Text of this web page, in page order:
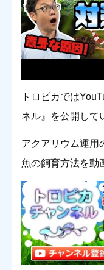
トロピカでは
ネル』を公開して
アクアリウム運用
魚の飼育方法を動